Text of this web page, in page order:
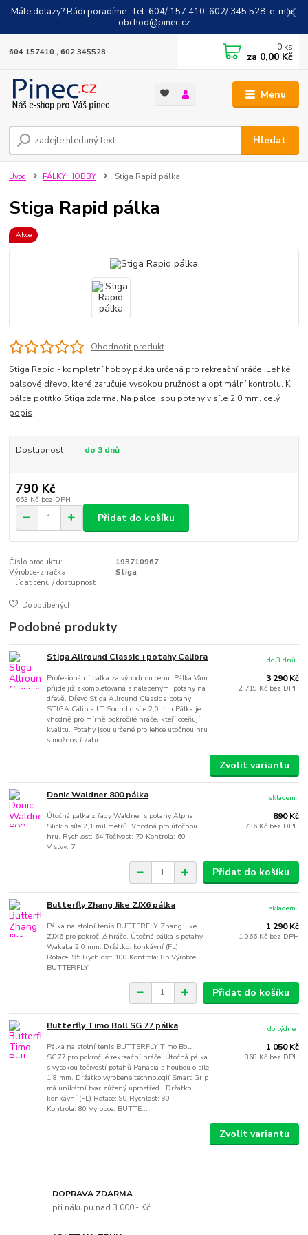
Máte dotazy? Rádi poradíme. Tel. 604/ 157 410, 602/ 345 528. e-mail:
obchod@pinec.cz
Menu
Hledat
604 157410 , 602 345528 0 ks
za 0,00 Kč
Úvod PÁLKY HOBBY Stiga Rapid pálka
Stiga Rapid pálka
Akce
Ohodnotit produkt
Stiga Rapid - kompletní hobby pálka určená pro rekreační hráče. Lehké
balsové dřevo, které zaručuje vysokou pružnost a optimální kontrolu. K
pálce potítko Stiga zdarma. Na pálce jsou potahy v síle 2,0 mm. celý
popis
Dostupnost do 3 dnů
790 Kč
653 Kč bez DPH
Přidat do košíku
Číslo produktu:
193710967
Výrobce-značka:
Stiga
Hlídat cenu / dostupnost
Do oblíbených
Podobné produkty
Stiga Allround Classic +potahy Calibra
Profesionální pálka za výhodnou cenu. Pálka Vám
přijde již zkompletovaná s nalepenými potahy na
dřevě. Dřevo Stiga Allround Classic a potahy
STIGA Calibra LT Sound o síle 2,0 mm.Pálka je
vhodně pro mírně pokročilé hráče, kteří oceňují
kvalitu. Potahy jsou určené pro lehce útočnou hru
s možností zahr...
3 290 Kč
2 719 Kč bez DPH
do 3 dnů
Zvolit variantu
Donic Waldner 800 pálka
Útočná pálka z řady Waldner s potahy Alpha
Slick o síle 2,1 milimetrů. Vhodná pro útočnou
hru. Rychlost: 64 Točivost: 70 Kontrola: 60
Vrstvy: 7
890 Kč
736 Kč bez DPH
skladem
Přidat do košíku
Butterfly Zhang Jike ZJX6 pálka
Pálka na stolní tenis BUTTERFLY Zhang Jike
ZJX6 pro pokročilé hráče. Útočná pálka s potahy
Wakaba 2,0 mm. Držátko: konkávní (FL)
Rotace: 95 Rychlost: 100 Kontrola: 85 Výrobce:
BUTTERFLY
1 290 Kč
1 066 Kč bez DPH
skladem
Přidat do košíku
Butterfly Timo Boll SG 77 pálka
Pálka na stolní tenis BUTTERFLY Timo Boll
SG77 pro pokročilé rekreační hráče. Útočná pálka
s vysokou točivostí potahů Panasia s houbou o síle
1,8 mm. Držátko vyrobené technologií Smart Grip
má unikátní tvar zúžený uprostřed. Držátko:
konkávní (FL) Rotace: 90 Rychlost: 90
Kontrola: 80 Výrobce: BUTTE...
1 050 Kč
868 Kč bez DPH
do týdne
Zvolit variantu
DOPRAVA ZDARMA
při nákupu nad 3.000,- Kč